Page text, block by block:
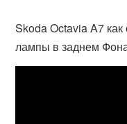
Skoda Octavia A7
лампы в заднем